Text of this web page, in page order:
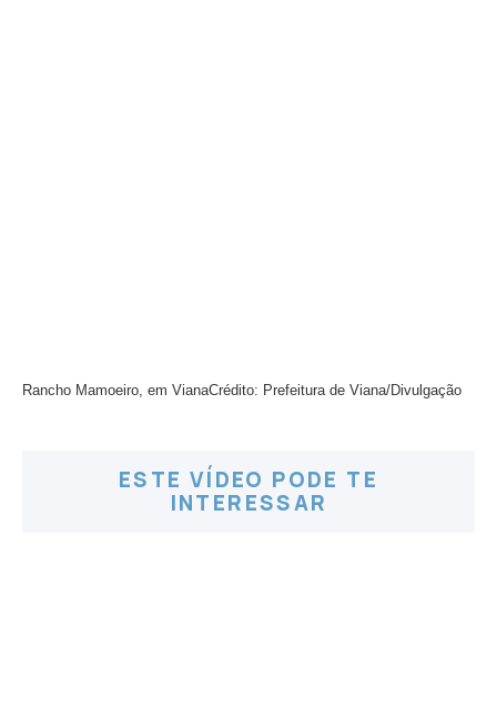
Rancho Mamoeiro, em VianaCrédito: Prefeitura de Viana/Divulgação
ESTE VÍDEO PODE TE
INTERESSAR